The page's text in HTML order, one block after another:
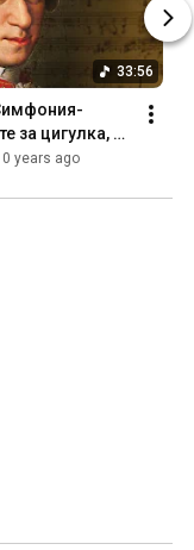
33:56
за цигулка,
years ago